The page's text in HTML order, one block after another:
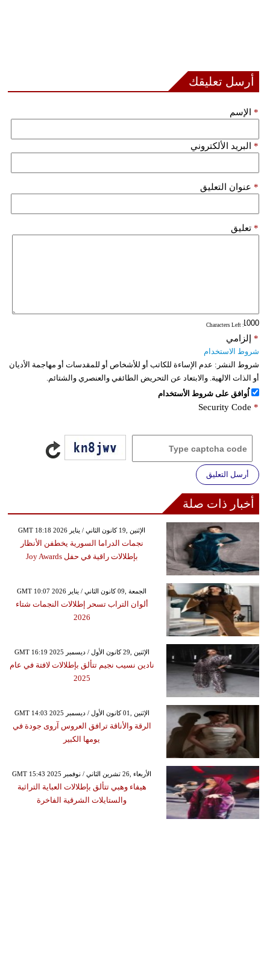
أرسل تعليقك
الإسم *
البريد الألكتروني *
عنوان التعليق *
تعليق *
: Characters Left
إلزامي *
شروط الاستخدام
شروط النشر: عدم الإساءة للكاتب أو للأشخاص أو للمقدسات أو مهاجمة الأديان
أو الذات الالهية. والابتعاد عن التحريض الطائفي والعنصري والشتائم.
اُوافق على شروط الأستخدام
Security Code *
أرسل التعليق
أخبار ذات صلة
GMT 18:18 2026 الإثنين ,19 كانون الثاني / يناير
نجمات الدراما السورية يخطفن الأنظار
بإطلالات راقية في حفل Joy Awards
GMT 10:07 2026 الجمعة ,09 كانون الثاني / يناير
ألوان التراب تسحر إطلالات النجمات شتاء
2026
GMT 16:19 2025 الإثنين ,29 كانون الأول / ديسمبر
نادين نسيب نجيم تتألق بإطلالات لافتة في عام
2025
GMT 14:03 2025 الإثنين ,01 كانون الأول / ديسمبر
الرقة والأناقة ترافق العروس آروى جودة في
يومها الكبير
GMT 15:43 2025 الأربعاء ,26 تشرين الثاني / نوفمبر
هيفاء وهبي تتألق بإطلالات العباية التراثية
والستايلات الشرقية الفاخرة